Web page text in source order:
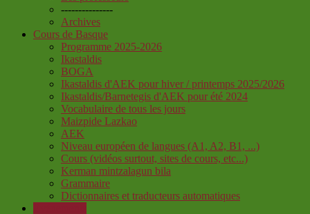
---------------
Archives
Cours de Basque
Programme 2025-2026
Ikastaldis
BOGA
Ikastaldis d'AEK pour hiver / printemps 2025/2026
Ikastaldis/Barnetegis d'AEK pour été 2024
Vocabulaire de tous les jours
Maizpide Lazkao
AEK
Niveau européen de langues (A1, A2, B1, ...)
Cours (vidéos surtout, sites de cours, etc...)
Kerman mintzalagun bila
Grammaire
Dictionnaires et traducteurs automatiques